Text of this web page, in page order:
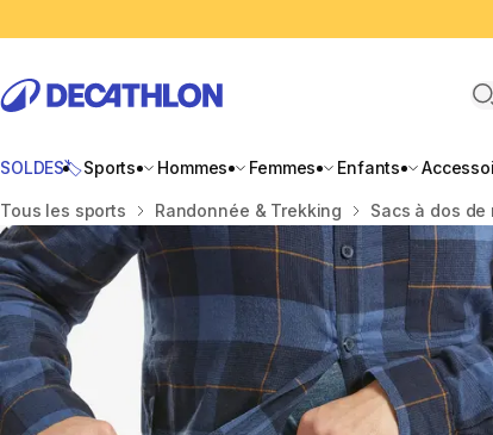
SOLDES🏷️Sports Hommes Femmes Enfants
Accueil
Tous les sports Randonnée & Trekking Sacs à dos de